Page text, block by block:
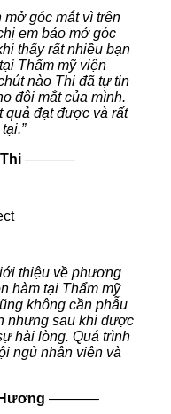
mở góc mắt vì trên
em bảo mở góc
thấy rất nhiều bạn
Thẩm mỹ viện
nào Thi đã tự tin
đôi mắt của mình.
quả đạt được và rất
———–
thiệu về phương
hàm tại Thẩm mỹ
không cần phẫu
nhưng sau khi được
hài lòng. Quá trình
ngủ nhân viên và
———–